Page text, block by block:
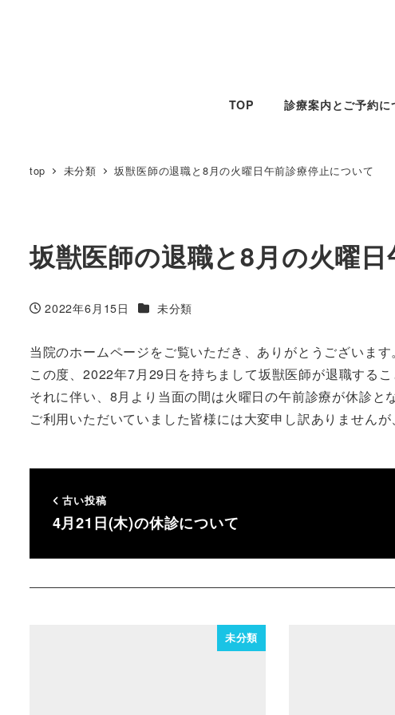
TOP 診療案内とご予約に
top 未分類 坂獣医師の退職と8月の火曜日午前診療停止について
坂獣医師の退職と8月の火曜
投稿日
2022年6月15日 カテゴリー
未分類
当院のホームページをご覧いただき、ありがとうございます。
この度、2022年7月29日を持ちまして坂獣医師が退職するこ
それに伴い、8月より当面の間は火曜日の午前診療が休診と
ご利用いただいていました皆様には大変申し訳ありませんが
古い投稿
4月21日(木)の休診について
未分類